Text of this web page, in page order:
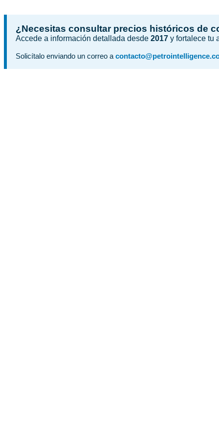
¿Necesitas consultar precios históricos de
Accede a información detallada desde 2017 y fortalece tu
Solicítalo enviando un correo a